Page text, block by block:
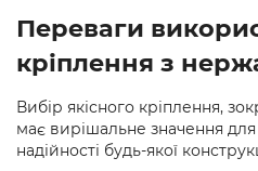
Переваги
кріплення з
Вибір якісного кріплення,
має вирішальне значення для
надійності будь-якої